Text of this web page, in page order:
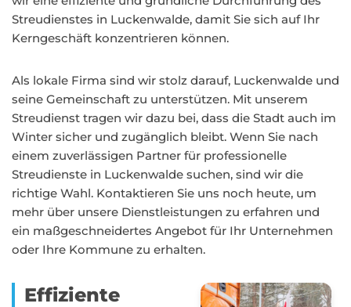
Streudienstes in Luckenwalde, damit Sie sich auf Ihr
Kerngeschäft konzentrieren können.
Als lokale Firma sind wir stolz darauf, Luckenwalde und
seine Gemeinschaft zu unterstützen. Mit unserem
Streudienst tragen wir dazu bei, dass die Stadt auch im
Winter sicher und zugänglich bleibt. Wenn Sie nach
einem zuverlässigen Partner für professionelle
Streudienste in Luckenwalde suchen, sind wir die
richtige Wahl. Kontaktieren Sie uns noch heute, um
mehr über unsere Dienstleistungen zu erfahren und
ein maßgeschneidertes Angebot für Ihr Unternehmen
oder Ihre Kommune zu erhalten.
Effiziente